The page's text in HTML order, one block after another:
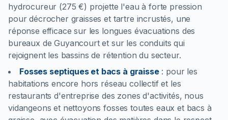
hydrocureur (275 €) projette l'eau à forte pression
pour décrocher graisses et tartre incrustés, une
réponse efficace sur les longues évacuations des
bureaux de Guyancourt et sur les conduits qui
rejoignent les bassins de rétention du secteur.
Fosses septiques et bacs à graisse: pour les
habitations encore hors réseau collectif et les
restaurants d'entreprise des zones d'activités, nous
vidangeons et nettoyons fosses toutes eaux et bacs à